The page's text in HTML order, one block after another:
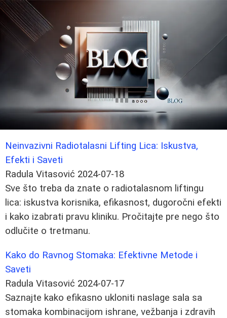
Neinvazivni Radiotalasni Lifting Lica: Iskustva,
Efekti i Saveti
Radula Vitasović 2024-07-18
Sve što treba da znate o radiotalasnom liftingu
lica: iskustva korisnika, efikasnost, dugoročni efekti
i kako izabrati pravu kliniku. Pročitajte pre nego što
odlučite o tretmanu.
Kako do Ravnog Stomaka: Efektivne Metode i
Saveti
Radula Vitasović 2024-07-17
Saznajte kako efikasno ukloniti naslage sala sa
stomaka kombinacijom ishrane, vežbanja i zdravih